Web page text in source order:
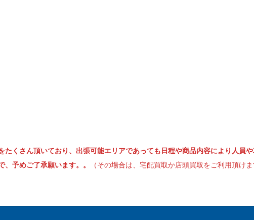
たくさん頂いており、出張可能エリアであっても日程や商品内容により人員
予めご了承願います。。
（その場合は、宅配買取か店頭買取をご利用頂け